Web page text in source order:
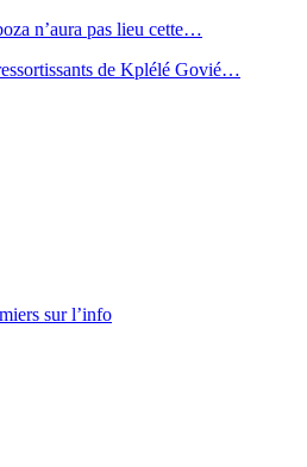
n’aura pas lieu cette…
de Kplélé Govié…
sur l’info